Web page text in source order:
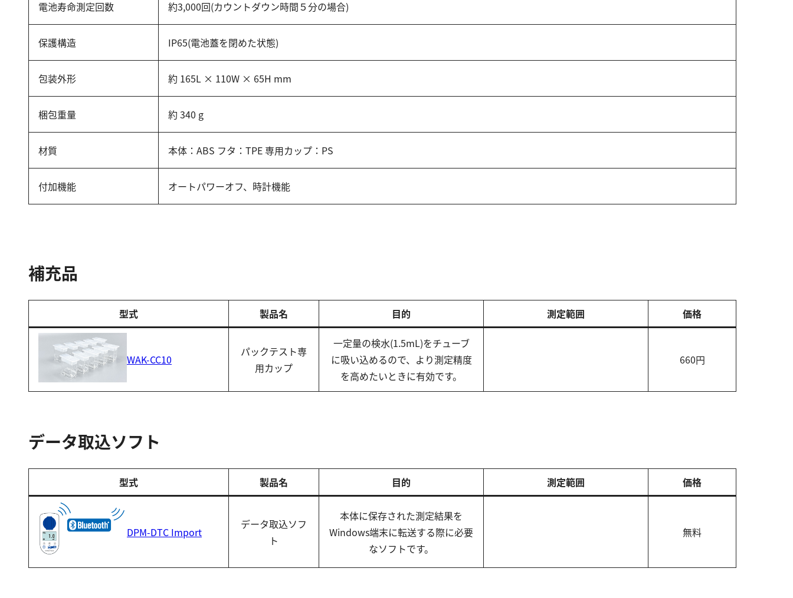
電池寿命測定回数 約3,000回(カウントダウン時間５分の場合)
保護構造 IP65(電池蓋を閉めた状態)
包装外形 約 165L × 110W × 65H mm
梱包重量 約 340 g
材質 本体：ABS フタ：TPE 専用カップ：PS
付加機能 オートパワーオフ、時計機能
補充品
型式 製品名 目的 測定範囲 価格
WAK-CC10
パックテスト専
用カップ
一定量の検水(1.5mL)をチューブ
に吸い込めるので、より測定精度
を高めたいときに有効です。
660円
データ取込ソフト
型式 製品名 目的 測定範囲 価格
DPM-DTC Import
データ取込ソフ
ト
本体に保存された測定結果を
Windows端末に転送する際に必要
なソフトです。
無料